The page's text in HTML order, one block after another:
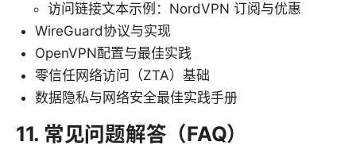
访问链接文本示例：NordVPN 订阅与优惠
WireGuard协议与实现
OpenVPN配置与最佳实践
零信任网络访问（ZTA）基础
数据隐私与网络安全最佳实践手册
11. 常见问题解答（FAQ）